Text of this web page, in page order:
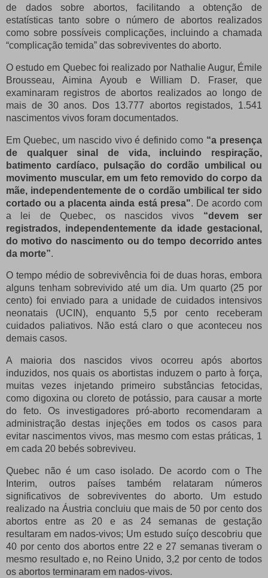
de dados sobre abortos, facilitando a obtenção de
estatísticas tanto sobre o número de abortos realizados
como sobre possíveis complicações, incluindo a chamada
“complicação temida” das sobreviventes do aborto.
O estudo em Quebec foi realizado por Nathalie Augur, Émile
Brousseau, Aimina Ayoub e William D. Fraser, que
examinaram registros de abortos realizados ao longo de
mais de 30 anos. Dos 13.777 abortos registados, 1.541
nascimentos vivos foram documentados.
Em Quebec, um nascido vivo é definido como “a presença
de qualquer sinal de vida, incluindo respiração,
batimento cardíaco, pulsação do cordão umbilical ou
movimento muscular, em um feto removido do corpo da
mãe, independentemente de o cordão umbilical ter sido
cortado ou a placenta ainda está presa". De acordo com
a lei de Quebec, os nascidos vivos “devem ser
registrados, independentemente da idade gestacional,
do motivo do nascimento ou do tempo decorrido antes
da morte”.
O tempo médio de sobrevivência foi de duas horas, embora
alguns tenham sobrevivido até um dia. Um quarto (25 por
cento) foi enviado para a unidade de cuidados intensivos
neonatais (UCIN), enquanto 5,5 por cento receberam
cuidados paliativos. Não está claro o que aconteceu nos
demais casos.
A maioria dos nascidos vivos ocorreu após abortos
induzidos, nos quais os abortistas induzem o parto à força,
muitas vezes injetando primeiro substâncias fetocidas,
como digoxina ou cloreto de potássio, para causar a morte
do feto. Os investigadores pró-aborto recomendaram a
administração destas injeções em todos os casos para
evitar nascimentos vivos, mas mesmo com estas práticas, 1
em cada 20 bebés sobreviveu.
Quebec não é um caso isolado. De acordo com o The
Interim, outros países também relataram números
significativos de sobreviventes do aborto. Um estudo
realizado na Áustria concluiu que mais de 50 por cento dos
abortos entre as 20 e as 24 semanas de gestação
resultaram em nados-vivos; Um estudo suíço descobriu que
40 por cento dos abortos entre 22 e 27 semanas tiveram o
mesmo resultado e, no Reino Unido, 3,2 por cento de todos
os abortos terminaram em nados-vivos.